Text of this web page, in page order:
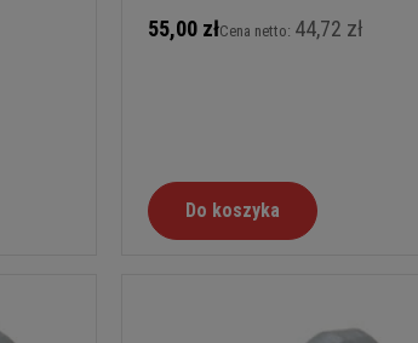
55,00 złCena netto: 44,72 zł
Do koszyka